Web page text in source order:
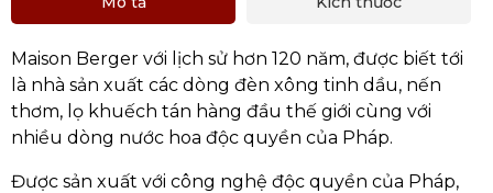
Maison Berger với lịch sử hơn 120 năm, được biết tới
là nhà sản xuất các dòng đèn xông tinh dầu, nến
thơm, lọ khuếch tán hàng đầu thế giới cùng với
nhiều dòng nước hoa độc quyền của Pháp.
Được sản xuất với công nghệ độc quyền của Pháp,